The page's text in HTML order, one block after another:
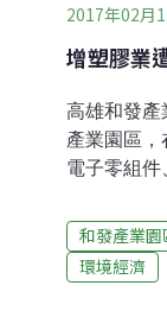
2017年02月
增塑膠業
高雄和發產
產業園區，
電子零組件
過，在
從40%降為
日環署進行
和發產業園
環境經濟